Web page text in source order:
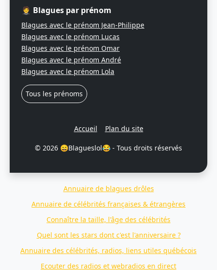
🤵 Blagues par prénom
Blagues avec le prénom Jean-Philippe
Blagues avec le prénom Lucas
Blagues avec le prénom Omar
Blagues avec le prénom André
Blagues avec le prénom Lola
Tous les prénoms
Accueil Plan du site
© 2026 😄Blagueslol😂 - Tous droits réservés
Annuaire de blagues drôles
Annuaire de célébrités françaises & étrangères
Connaître la taille, l'âge des célébrités
Quel sont les stars dont c'est l'anniversaire ?
Annuaire des célébrités, radios, liens utiles québécois
Ecouter des radios et webradios en direct